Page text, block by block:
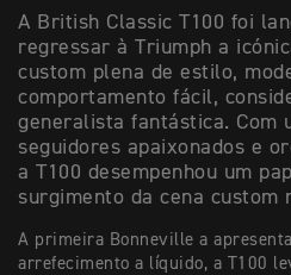
A British Classic T100 foi
regressar à Triumph a
custom plena de estilo,
comportamento fácil,
generalista fantástica. Com
seguidores apaixonados e
a T100 desempenhou um
surgimento da cena custom
A primeira Bonneville a
arrefecimento a líquido, a T100